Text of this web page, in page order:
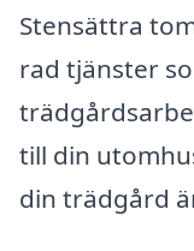
Stensättra
rad tjänster
till din
din trädgård